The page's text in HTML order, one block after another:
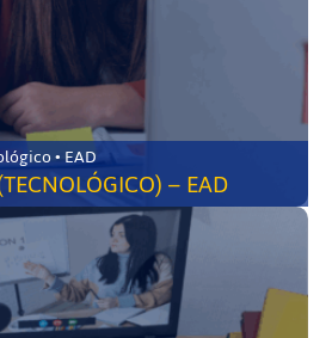
Divinópolis-MG • Tecnológico • EAD
– EAD